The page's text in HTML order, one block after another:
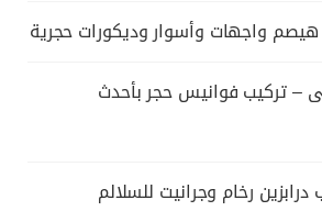
واجهات وأسوار وديكورات حجرية
تركيب فوانيس حجر بأحدث
درابزين رخام وجرانيت للسلالم